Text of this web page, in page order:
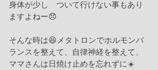
身体が少し　ついて行けない事もあり
ますよねー😞
そんな時は😆メタトロンでホルモンバ
ランスを整えて、自律神経を整えて、
ママさんは日焼け止めを忘れずに☀️